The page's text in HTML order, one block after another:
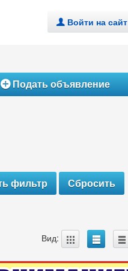
. Войти на сайт
ÁПодать объявление
Вид: A B C